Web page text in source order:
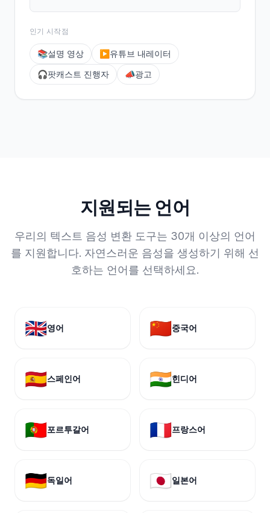
인기 시작점
📚설명 영상 ▶️ 유튜브 내레이터
🎧팟캐스트 진행자 📣광고
지원되는 언어
우리의 텍스트 음성 변환 도구는 30개 이상의 언어
를 지원합니다. 자연스러운 음성을 생성하기 위해 선
호하는 언어를 선택하세요.
🇬🇧영어 🇨🇳중국어
🇪🇸스페인어 🇮🇳힌디어
🇵🇹포르투갈어 🇫🇷프랑스어
🇩🇪독일어 🇯🇵일본어